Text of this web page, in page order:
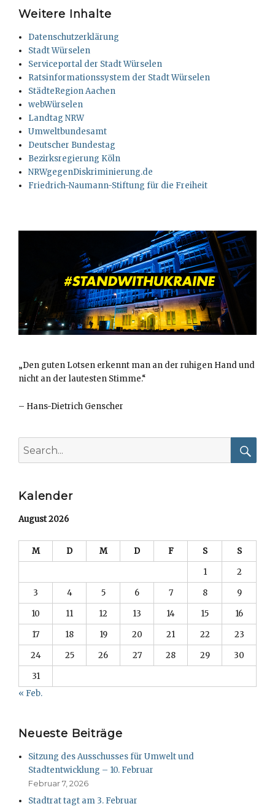
Weitere Inhalte
Datenschutzerklärung
Stadt Würselen
Serviceportal der Stadt Würselen
Ratsinformationssystem der Stadt Würselen
StädteRegion Aachen
webWürselen
Landtag NRW
Umweltbundesamt
Deutscher Bundestag
Bezirksregierung Köln
NRWgegenDiskriminierung.de
Friedrich-Naumann-Stiftung für die Freiheit
„Den guten Lotsen erkennt man an der ruhigen Hand und
nicht an der lautesten Stimme.“
– Hans-Dietrich Genscher
for:
Kalender
August 2026
M D M D F S
S
1
2
3
4 5 6 7 8
9
10
11 12 13 14 15
16
17
18 19 20 21 22
23
24
25 26 27 28 29
30
31
« Feb.
Neueste Beiträge
Sitzung des Ausschusses für Umwelt und
Stadtentwicklung – 10. Februar
Februar 7, 2026
Stadtrat tagt am 3. Februar